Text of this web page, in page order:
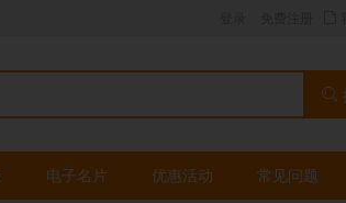
电子名片 优惠活动 常见问题